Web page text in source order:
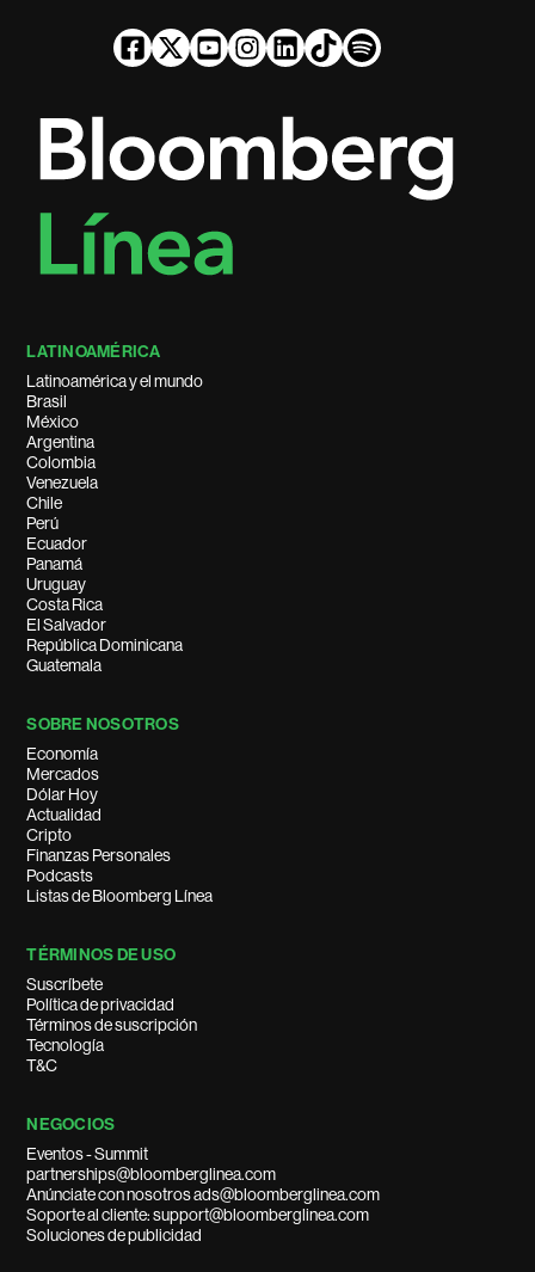
LATINOAMÉRICA
Latinoamérica y el mundo
Brasil
México
Argentina
Colombia
Venezuela
Chile
Perú
Ecuador
Panamá
Uruguay
Costa Rica
El Salvador
República Dominicana
Guatemala
SOBRE NOSOTROS
Economía
Mercados
Dólar Hoy
Actualidad
Cripto
Finanzas Personales
Podcasts
Listas de Bloomberg Línea
TÉRMINOS DE USO
Suscríbete
Política de privacidad
Términos de suscripción
Tecnología
T&C
NEGOCIOS
Eventos - Summit
partnerships@bloomberglinea.com
Anúnciate con nosotros ads@bloomberglinea.com
Soporte al cliente: support@bloomberglinea.com
Soluciones de publicidad